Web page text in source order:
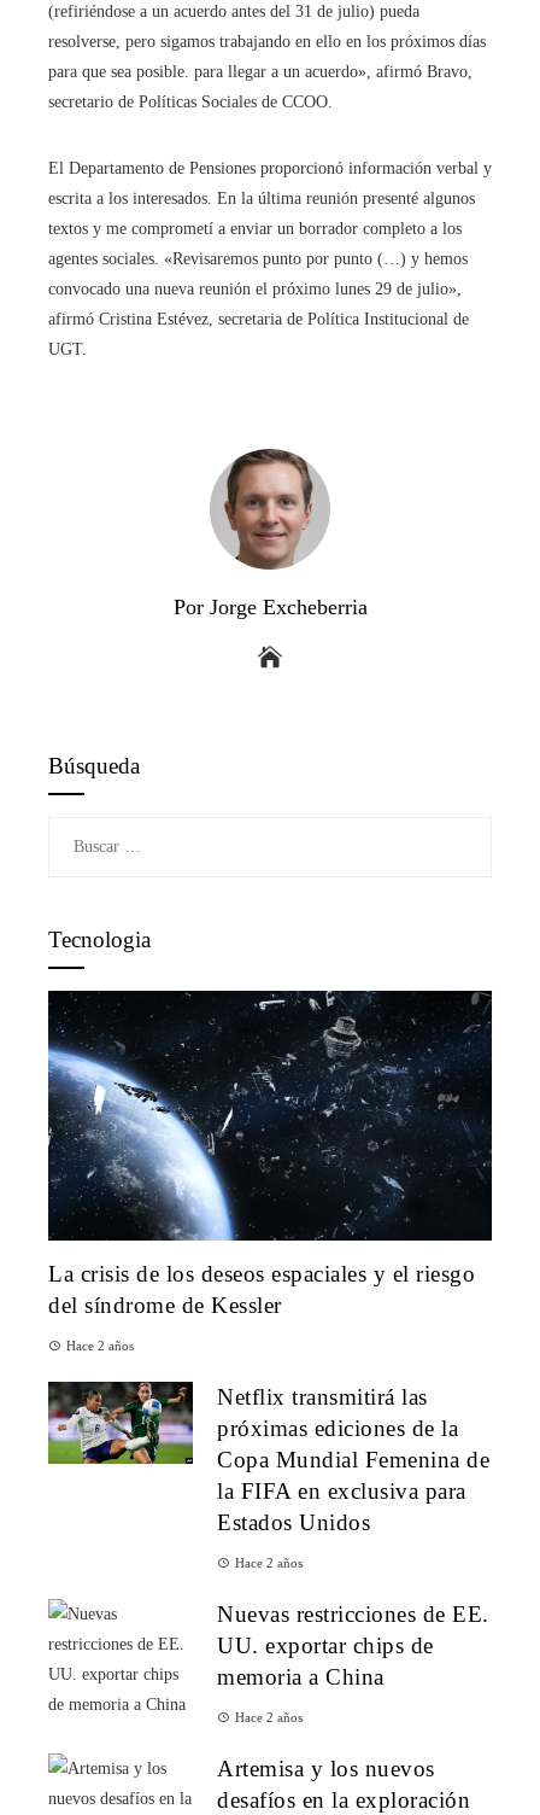
(refiriéndose a un acuerdo antes del 31 de julio) pueda
resolverse, pero sigamos trabajando en ello en los próximos días
para que sea posible. para llegar a un acuerdo», afirmó Bravo,
secretario de Políticas Sociales de CCOO.
El Departamento de Pensiones proporcionó información verbal y
escrita a los interesados. En la última reunión presenté algunos
textos y me comprometí a enviar un borrador completo a los
agentes sociales. «Revisaremos punto por punto (…) y hemos
convocado una nueva reunión el próximo lunes 29 de julio»,
afirmó Cristina Estévez, secretaria de Política Institucional de
UGT.
Por Jorge Excheberria
Búsqueda
Tecnologia
La crisis de los deseos espaciales y el riesgo
del síndrome de Kessler
Hace 2 años
Netflix transmitirá las
próximas ediciones de la
Copa Mundial Femenina de
la FIFA en exclusiva para
Estados Unidos
Hace 2 años
Nuevas restricciones de EE.
UU. exportar chips de
memoria a China
Hace 2 años
Artemisa y los nuevos
desafíos en la exploración